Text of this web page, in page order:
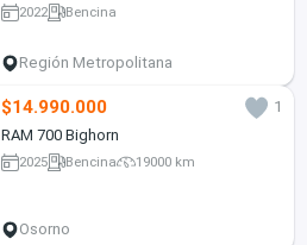
2022 Bencina
Región Metropolitana
$14.990.000
1
RAM 700 Bighorn
2025 Bencina 19000 km
Osorno